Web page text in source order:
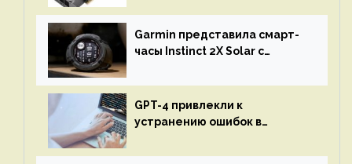
Garmin представила смарт-
часы Instinct 2X Solar с
GPT-4 привлекли к
устранению ошибок в
остановится до полного